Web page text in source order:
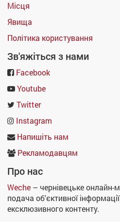
Місця
Явища
Політика користування
Зв'яжіться з нами
Facebook
Youtube
Twitter
Instagram
Напишіть нам
Рекламодавцям
Про нас
Weche – чернівецьке онлайн-
подача об'єктивної
ексклюзивного контенту.